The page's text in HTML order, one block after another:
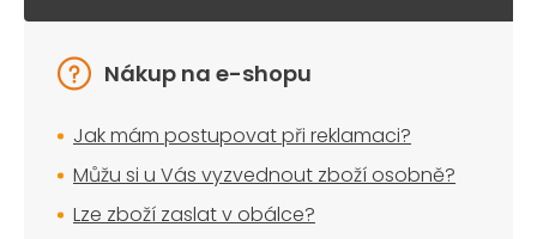
Nákup na e-shopu
Jak mám postupovat při reklamaci?
Můžu si u Vás vyzvednout zboží osobně?
Lze zboží zaslat v obálce?